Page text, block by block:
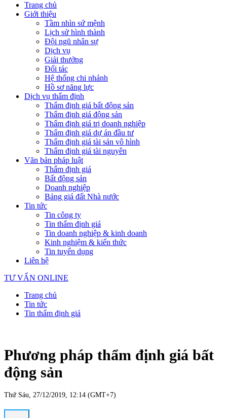
Trang chủ
Giới thiệu
Tầm nhìn sứ mệnh
Lịch sử hình thành
Đội ngũ nhân sự
Dịch vụ
Giải thưởng
Đối tác
Hệ thống chi nhánh
Hồ sơ năng lực
Dịch vụ thẩm định
Thẩm định giá bất động sản
Thẩm định giá động sản
Thẩm định giá trị doanh nghiệp
Thẩm định giá dự án đầu tư
Thẩm định giá tài sản vô hình
Thẩm định giá tài nguyên
Văn bản pháp luật
Thẩm định giá
Bất động sản
Doanh nghiệp
Bảng giá đất Nhà nước
Tin tức
Tin công ty
Tin thẩm định giá
Tin doanh nghiệp & kinh doanh
Kinh nghiệm & kiến thức
Tin tuyển dụng
Liên hệ
TƯ VẤN ONLINE
Trang chủ
Tin tức
Tin thẩm định giá
Phương pháp thẩm định giá bất
động sản
Thứ Sáu, 27/12/2019, 12:14 (GMT+7)